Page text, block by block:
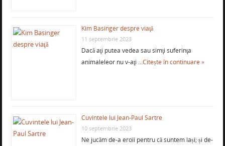
Kim Basinger despre viaţă
11 septembrie 2023
Dacă aţi putea vedea sau simţi suferinţa
animaleleor nu v-aţi …Citește în continuare »
Cuvintele lui Jean-Paul Sartre
10 septembrie 2023
Ne jucăm de-a eroii pentru că suntem lași; și de-